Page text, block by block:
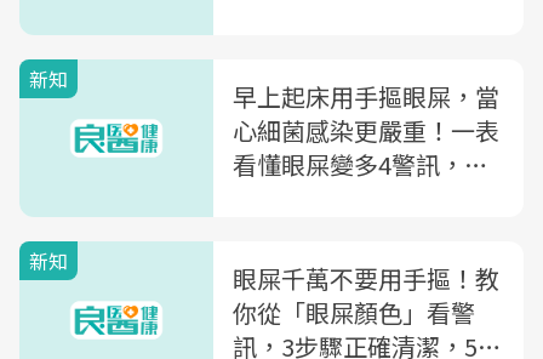
新知
早上起床用手摳眼屎，當
心細菌感染更嚴重！一表
看懂眼屎變多4警訊，常
新知
眼屎千萬不要用手摳！教
你從「眼屎顏色」看警
訊，3步驟正確清潔，5方